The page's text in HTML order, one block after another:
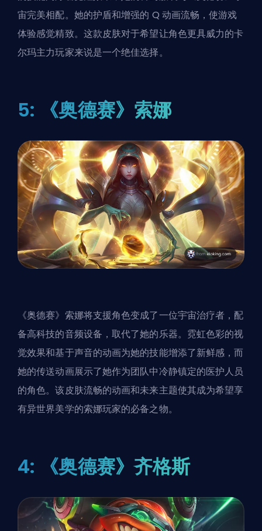
宙完美相配。她的护盾和增强的 Q 动画流畅，使游戏
体验感觉精致。这款皮肤对于希望让角色更具威力的卡
尔玛主力玩家来说是一个绝佳选择。
5: 《奥德赛》索娜
《奥德赛》索娜将支援角色变成了一位宇宙治疗者，配
备高科技的音频设备，取代了她的乐器。霓虹色彩的视
觉效果和基于声音的动画为她的技能增添了新鲜感，而
她的传送动画展示了她作为团队中冷静镇定的医护人员
的角色。该皮肤流畅的动画和未来主题使其成为希望享
有异世界美学的索娜玩家的必备之物。
4: 《奥德赛》齐格斯